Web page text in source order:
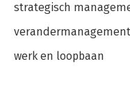
strategisch
verandermanagement
werk en loopbaan